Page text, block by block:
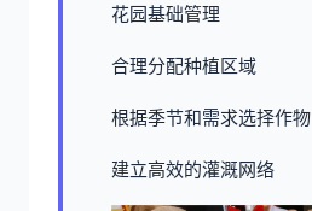
花园基础管理
合理分配种植区域
根据季节和需求选择作物
建立高效的灌溉网络